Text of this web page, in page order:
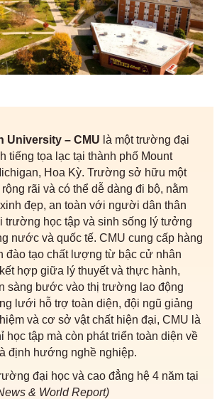
University – CMU là một trường đại
tiếng tọa lạc tại thành phố Mount
Hoa Kỳ. Trường sở hữu một
rãi và có thể dễ dàng đi bộ, nằm
đẹp, an toàn với người dân thân
trường học tập và sinh sống lý tưởng
nước và quốc tế. CMU cung cấp hàng
đào tạo chất lượng từ bậc cử nhân
hợp giữa lý thuyết và thực hành,
sàng bước vào thị trường lao động
lưới hỗ trợ toàn diện, đội ngũ giảng
và cơ sở vật chất hiện đại, CMU là
học tập mà còn phát triển toàn diện về
định hướng nghề nghiệp.
đại học và cao đẳng hệ 4 năm tại
& World Report)